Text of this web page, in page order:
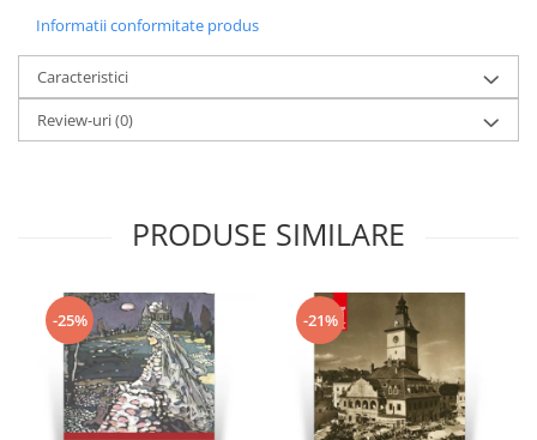
Informatii conformitate produs
Caracteristici
Review-uri(0)
PRODUSE SIMILARE
-25% -21%